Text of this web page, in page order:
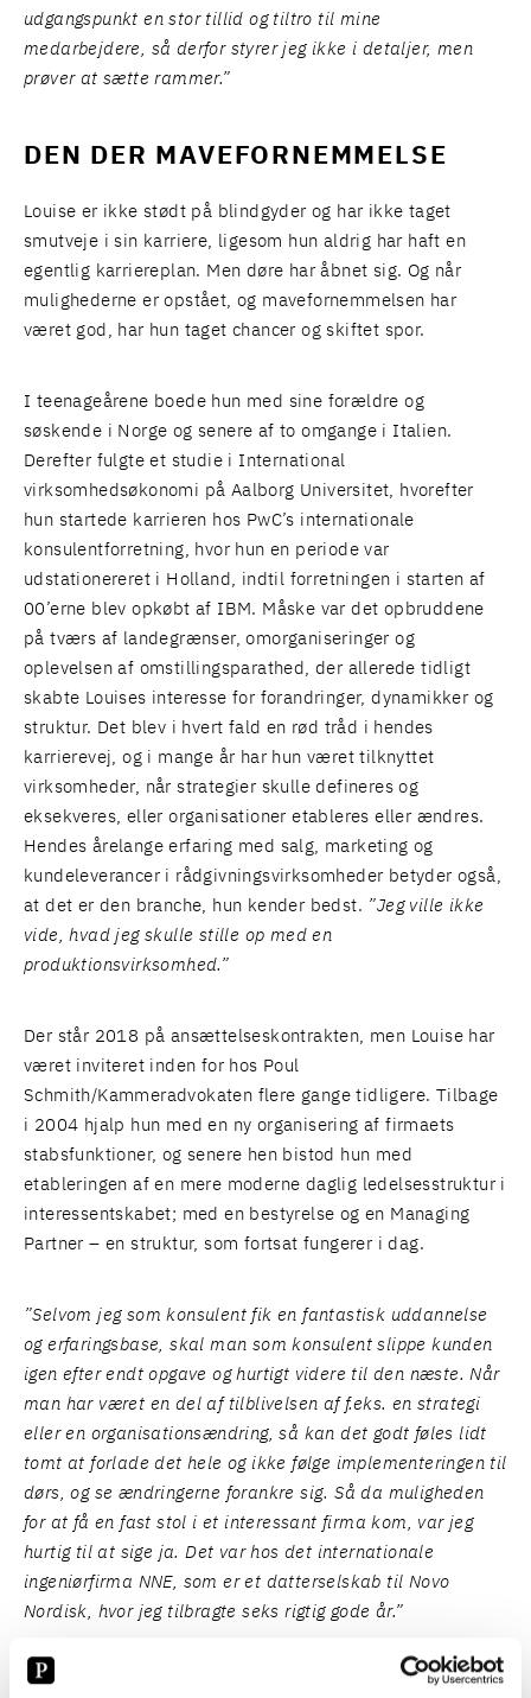
udgangspunkt en stor tillid og tiltro til mine
medarbejdere, så derfor styrer jeg ikke i detaljer, men
prøver at sætte rammer.”
DEN DER MAVEFORNEMMELSE
Louise er ikke stødt på blindgyder og har ikke taget
smutveje i sin karriere, ligesom hun aldrig har haft en
egentlig karriereplan. Men døre har åbnet sig. Og når
mulighederne er opstået, og mavefornemmelsen har
været god, har hun taget chancer og skiftet spor.
I teenageårene boede hun med sine forældre og
søskende i Norge og senere af to omgange i Italien.
Derefter fulgte et studie i International
virksomhedsøkonomi på Aalborg Universitet, hvorefter
hun startede karrieren hos PwC’s internationale
konsulentforretning, hvor hun en periode var
udstationereret i Holland, indtil forretningen i starten af
00’erne blev opkøbt af IBM. Måske var det opbruddene
på tværs af landegrænser, omorganiseringer og
oplevelsen af omstillingsparathed, der allerede tidligt
skabte Louises interesse for forandringer, dynamikker og
struktur. Det blev i hvert fald en rød tråd i hendes
karrierevej, og i mange år har hun været tilknyttet
virksomheder, når strategier skulle defineres og
eksekveres, eller organisationer etableres eller ændres.
Hendes årelange erfaring med salg, marketing og
kundeleverancer i rådgivningsvirksomheder betyder også,
at det er den branche, hun kender bedst. ”Jeg ville ikke
vide, hvad jeg skulle stille op med en
produktionsvirksomhed.”
Der står 2018 på ansættelseskontrakten, men Louise har
været inviteret inden for hos Poul
Schmith/Kammeradvokaten flere gange tidligere. Tilbage
i 2004 hjalp hun med en ny organisering af firmaets
stabsfunktioner, og senere hen bistod hun med
etableringen af en mere moderne daglig ledelsesstruktur i
interessentskabet; med en bestyrelse og en Managing
Partner – en struktur, som fortsat fungerer i dag.
”Selvom jeg som konsulent fik en fantastisk uddannelse
og erfaringsbase, skal man som konsulent slippe kunden
igen efter endt opgave og hurtigt videre til den næste. Når
man har været en del af tilblivelsen af f.eks. en strategi
eller en organisationsændring, så kan det godt føles lidt
tomt at forlade det hele og ikke følge implementeringen til
dørs, og se ændringerne forankre sig. Så da muligheden
for at få en fast stol i et interessant firma kom, var jeg
hurtig til at sige ja. Det var hos det internationale
ingeniørfirma NNE, som er et datterselskab til Novo
Nordisk, hvor jeg tilbragte seks rigtig gode år.”
Louise fulgte Poul Schmith/Kammeradvokaten på